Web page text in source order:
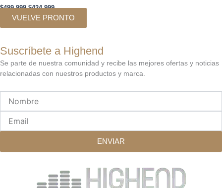
$499.999 $424.999
VUELVE PRONTO
Suscríbete a Highend
Se parte de nuestra comunidad y recibe las mejores ofertas y noticias
relacionadas con nuestros productos y marca.
ENVIAR